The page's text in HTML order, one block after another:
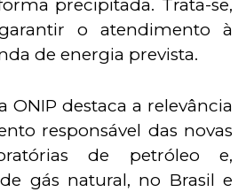
precipitada. Trata-se,
o atendimento à
de energia prevista.
ONIP destaca a relevância
responsável das novas
de petróleo e,
gás natural, no Brasil e